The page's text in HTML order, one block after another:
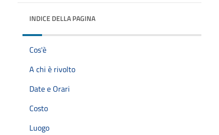
INDICE DELLA PAGINA
Cos'è
A chi è rivolto
Date e Orari
Costo
Luogo